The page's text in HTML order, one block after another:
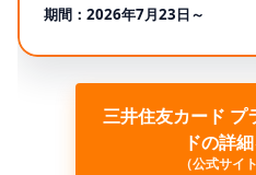
期間：2026年7月23日～
三井住友カード プ
ドの詳
（公式サイ